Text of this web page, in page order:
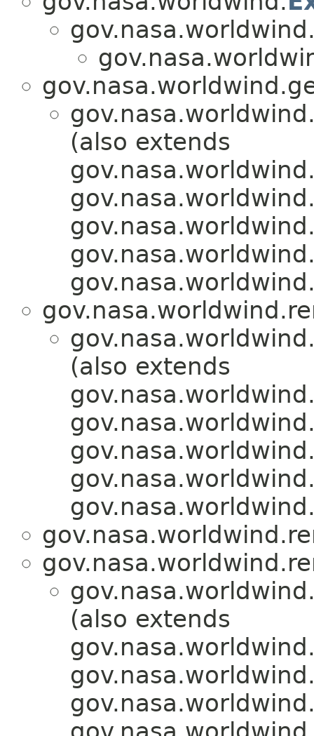
(also extends
(also extends
(also extends